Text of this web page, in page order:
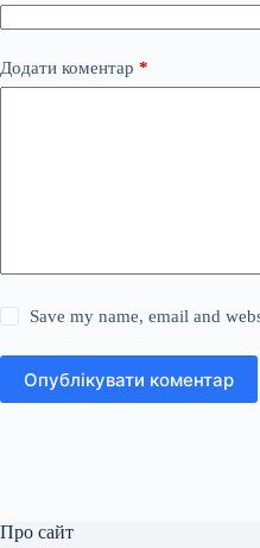
Додати коментар *
Save my name, email and
Опублікувати коментар
Про сайт